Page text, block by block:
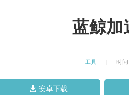
蓝鲸加
工具 时
安卓下载